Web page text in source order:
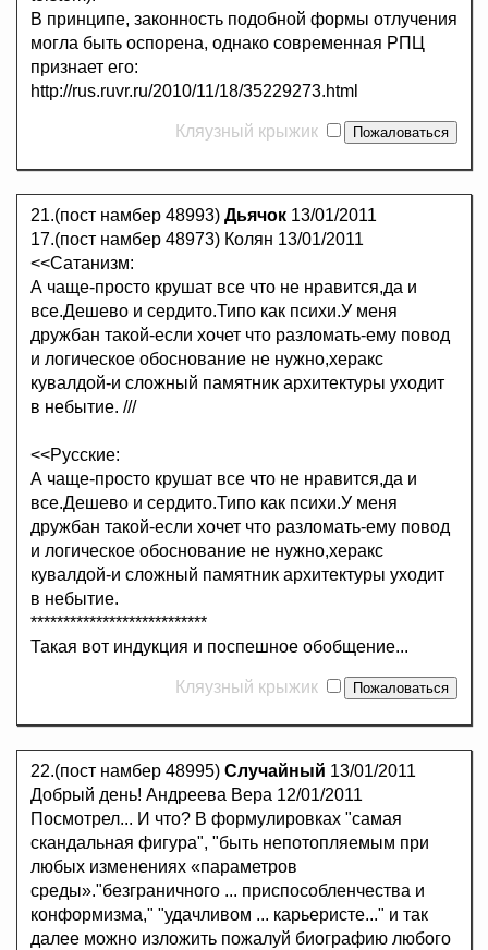
В принципе, законность подобной формы отлучения
могла быть оспорена, однако современная РПЦ
признает его:
http://rus.ruvr.ru/2010/11/18/35229273.html
Кляузный крыжик
21.(пост намбер 48993) Дьячок 13/01/2011
17.(пост намбер 48973) Колян 13/01/2011
<<Сатанизм:
А чаще-просто крушат все что не нравится,да и
все.Дешево и сердито.Типо как психи.У меня
дружбан такой-если хочет что разломать-ему повод
и логическое обоснование не нужно,херакс
кувалдой-и сложный памятник архитектуры уходит
в небытие. ///
<<Русские:
А чаще-просто крушат все что не нравится,да и
все.Дешево и сердито.Типо как психи.У меня
дружбан такой-если хочет что разломать-ему повод
и логическое обоснование не нужно,херакс
кувалдой-и сложный памятник архитектуры уходит
в небытие.
***************************
Такая вот индукция и поспешное обобщение...
Кляузный крыжик
22.(пост намбер 48995) Случайный 13/01/2011
Добрый день! Андреева Вера 12/01/2011
Посмотрел... И что? В формулировках "самая
скандальная фигура", "быть непотопляемым при
любых изменениях «параметров
среды»."безграничного ... приспособленчества и
конформизма," "удачливом ... карьеристе..." и так
далее можно изложить пожалуй биографию любого